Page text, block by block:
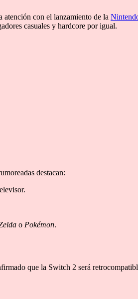
atención con el lanzamiento de la
casuales y hardcore por igual.
destacan:
o Pokémon.
que la Switch 2 será